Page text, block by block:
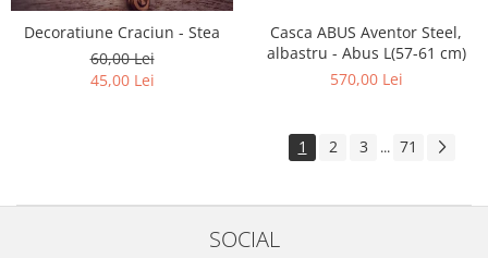
Decoratiune Craciun - Stea
60,00 Lei
45,00 Lei
Casca ABUS Aventor Steel,
albastru - Abus L(57-61 cm)
570,00 Lei
1 2 3 ... 71
SOCIAL